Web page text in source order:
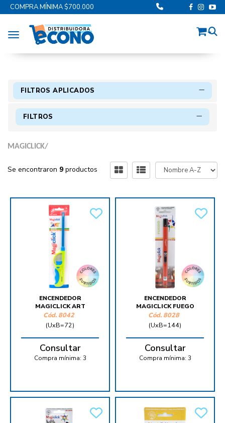
COMPRA MÍNIMA $700.000
Toggle navigation
FILTROS APLICADOS
FILTROS
MAGICLICK/
Se encontraron 9 productos
ENCENDEDOR
MAGICLICK ART
Cód. 8042
(UxB=72)
Consultar
Compra mínima: 3
ENCENDEDOR
MAGICLICK FUEGO
Cód. 8028
(UxB=144)
Consultar
Compra mínima: 3